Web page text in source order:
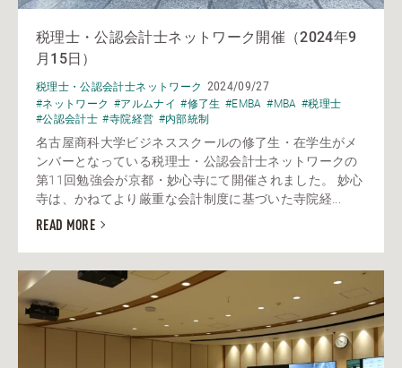
税理士・公認会計士ネットワーク開催（2024年9
月15日）
税理士・公認会計士ネットワーク 2024/09/27
#ネットワーク #アルムナイ #修了生 #EMBA #MBA #税理士
#公認会計士 #寺院経営 #内部統制
名古屋商科大学ビジネススクールの修了生・在学生がメ
ンバーとなっている税理士・公認会計士ネットワークの
第11回勉強会が京都・妙心寺にて開催されました。 妙心
寺は、かねてより厳重な会計制度に基づいた寺院経...
READ MORE